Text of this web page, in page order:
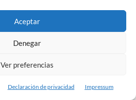
Aceptar
Denegar
Ver preferencias
Declaración de privacidad Impressum